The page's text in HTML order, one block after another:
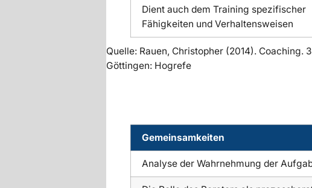
Dient auch dem Training spezifischer
Fähigkeiten und Verhaltensweisen
Quelle: Rauen, Christopher (2014).
Göttingen: Hogrefe
Gemeinsamkeiten
Analyse der Wahrnehmung der